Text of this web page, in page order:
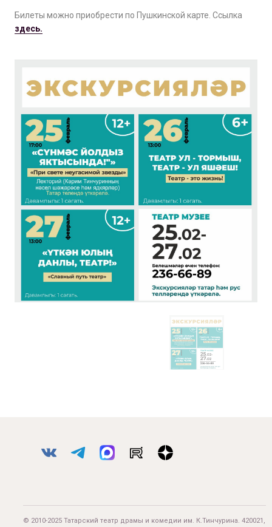
Билеты можно приобрести по Пушкинской карте. Ссылка
здесь.
© 2010-2025 Татарский театр драмы и комедии им. К.Тинчурина. 420021,